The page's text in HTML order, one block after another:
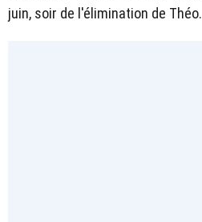
juin, soir de l'élimination de Théo.